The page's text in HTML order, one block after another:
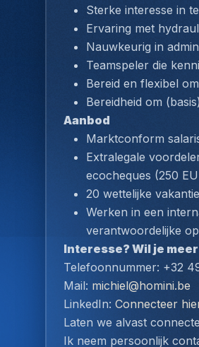
Sterke interesse in
Ervaring met
Nauwkeurig in
Teamspeler die
Bereid en flexibel
Bereidheid om
Aanbod
Marktconform
Extralegale
ecocheques (250
20 wettelijke
Werken in een
verantwoordelijke
Interesse? Wil je
Telefoonnummer: +32
Mail: michiel@homini.be
LinkedIn: Connecteer
Laten we alvast
Ik neem persoonlijk